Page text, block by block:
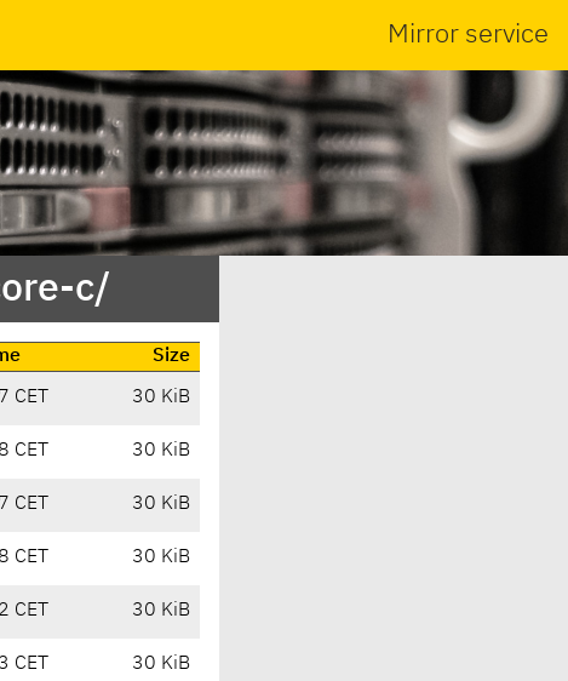
Mirror service
c/
Size
CET 30 KiB
CET 30 KiB
CET 30 KiB
CET 30 KiB
CET 30 KiB
CET 30 KiB